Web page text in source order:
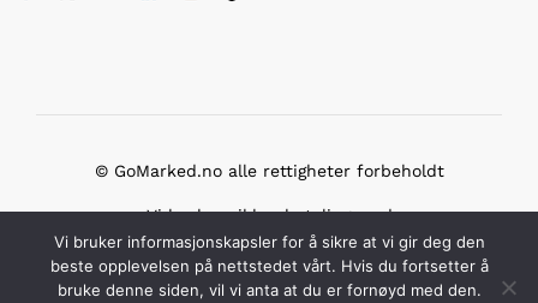
© GoMarked.no alle rettigheter forbeholdt
Vi bruker sikker betaling med
Vi bruker informasjonskapsler for å sikre at vi gir deg den
beste opplevelsen på nettstedet vårt. Hvis du fortsetter å
bruke denne siden, vil vi anta at du er fornøyd med den.